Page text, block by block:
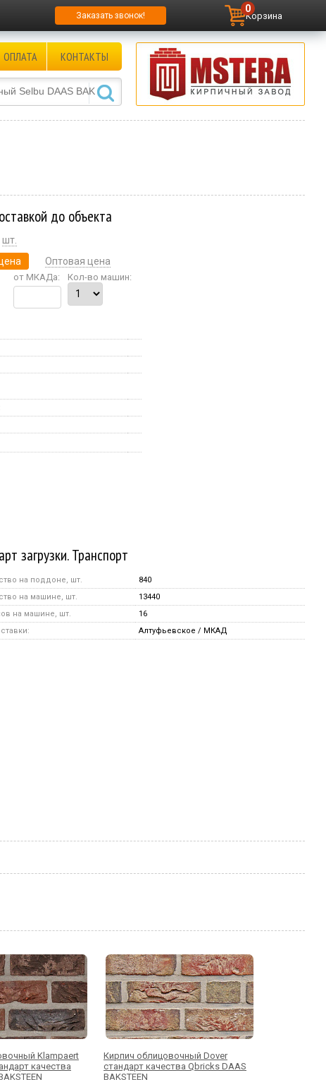
Заказать звонок! Корзина
0
ОПЛАТА КОНТАКТЫ
до объекта
шт.
Оптовая цена
от МКАДа: Кол-во машин:
загрузки. Транспорт
на поддоне, шт.
840
на машине, шт.
13440
на машине, шт.
16
Алтуфьевское / МКАД
Klampaert
качества
Кирпич облицовочный Dover
стандарт качества Qbricks DAAS
BAKSTEEN